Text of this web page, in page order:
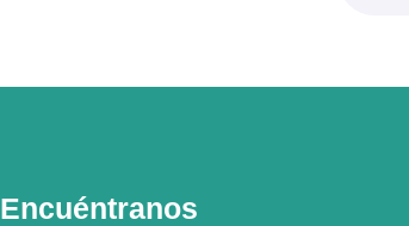
Encuéntranos